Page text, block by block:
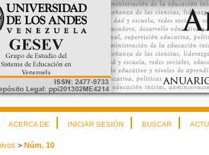
ACERCA DE INICIAR SESIÓN BUSCAR
> Núm. 10